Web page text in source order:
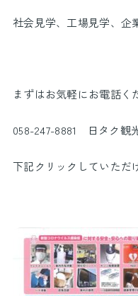
社会見学、工場見学、企
まずはお気軽にお電話く
058-247-8881 日タク観
下記クリックしていただ